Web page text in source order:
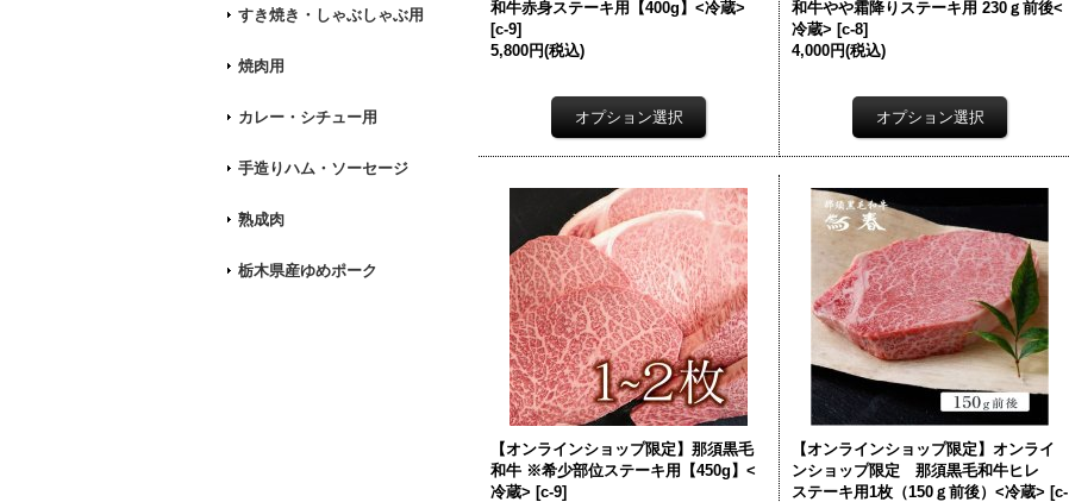
すき焼き・しゃぶしゃぶ用
焼肉用
カレー・シチュー用
手造りハム・ソーセージ
熟成肉
栃木県産ゆめポーク
和牛赤身ステーキ用【400g】<冷蔵>
[c-9]
5,800円(税込)
和牛やや霜降りステーキ用 230ｇ前後<
冷蔵> [c-8]
4,000円(税込)
【オンラインショップ限定】那須黒毛
和牛 ※希少部位ステーキ用【450g】<
冷蔵> [c-9]
【オンラインショップ限定】オンライ
ンショップ限定 那須黒毛和牛ヒレ
ステーキ用1枚（150ｇ前後）<冷蔵> [c-